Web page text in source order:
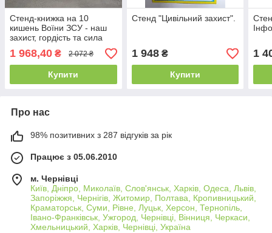
Стенд-книжка на 10
кишень Воїни ЗСУ - наш
захист, гордість та сила
1 968,40 ₴ 2 072 ₴
Купити
Стенд "Цивільний захист".
1 948₴
Купити
1
Про нас
98% позитивних з 287 відгуків за рік
Працює з 05.06.2010
м. Чернівці
Київ, Дніпро, Миколаїв, Слов'янськ, Харків, Одеса, Львів,
Запоріжжя, Чернігів, Житомир, Полтава, Кропивницький,
Краматорськ, Суми, Рівне, Луцьк, Херсон, Тернопіль,
Івано-Франківськ, Ужгород, Чернівці, Вінниця, Черкаси,
Хмельницький, Харків, Чернівці, Україна